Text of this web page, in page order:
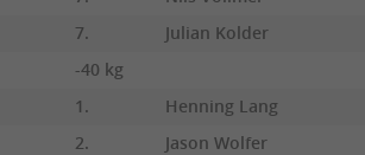
7.
Julian Kolder
-40 kg
1. Henning Lang
2. Jason Wolfer